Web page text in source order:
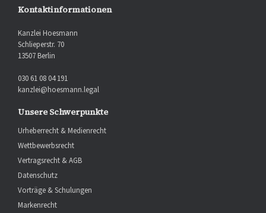
Kontaktinformationen
Kanzlei Hoesmann
Schlieperstr. 70
13507 Berlin
030 61 08 04 191
kanzlei@hoesmann.legal
Unsere Schwerpunkte
Urheberrecht & Medienrecht
Wettbewerbsrecht
Vertragsrecht & AGB
Datenschutz
Vorträge & Schulungen
Markenrecht